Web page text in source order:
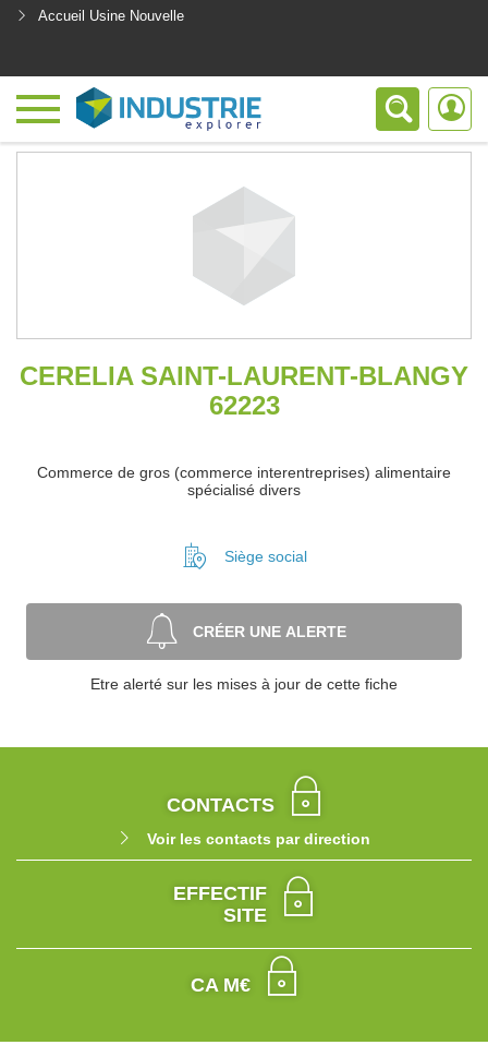
Accueil Usine Nouvelle
CERELIA SAINT-LAURENT-BLANGY
62223
Commerce de gros (commerce interentreprises) alimentaire
spécialisé divers
Siège social
CRÉER UNE ALERTE
Etre alerté sur les mises à jour de cette fiche
CONTACTS
Voir les contacts par direction
EFFECTIF
SITE
CA M€